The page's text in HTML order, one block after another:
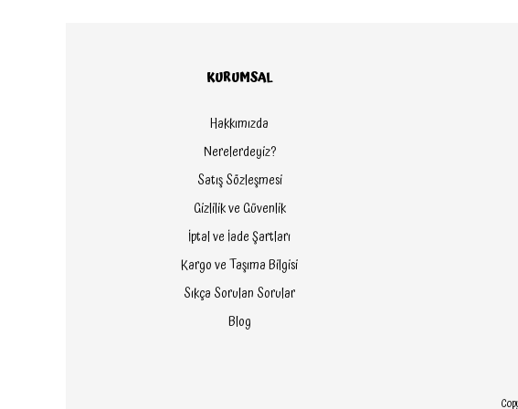
KURUMSAL
Hakkımızda
Nerelerdeyiz?
Satış Sözleşmesi
Gizlilik ve Güvenlik
İptal ve İade Şartları
Kargo ve Taşıma Bilgisi
Sıkça Sorulan Sorular
Blog